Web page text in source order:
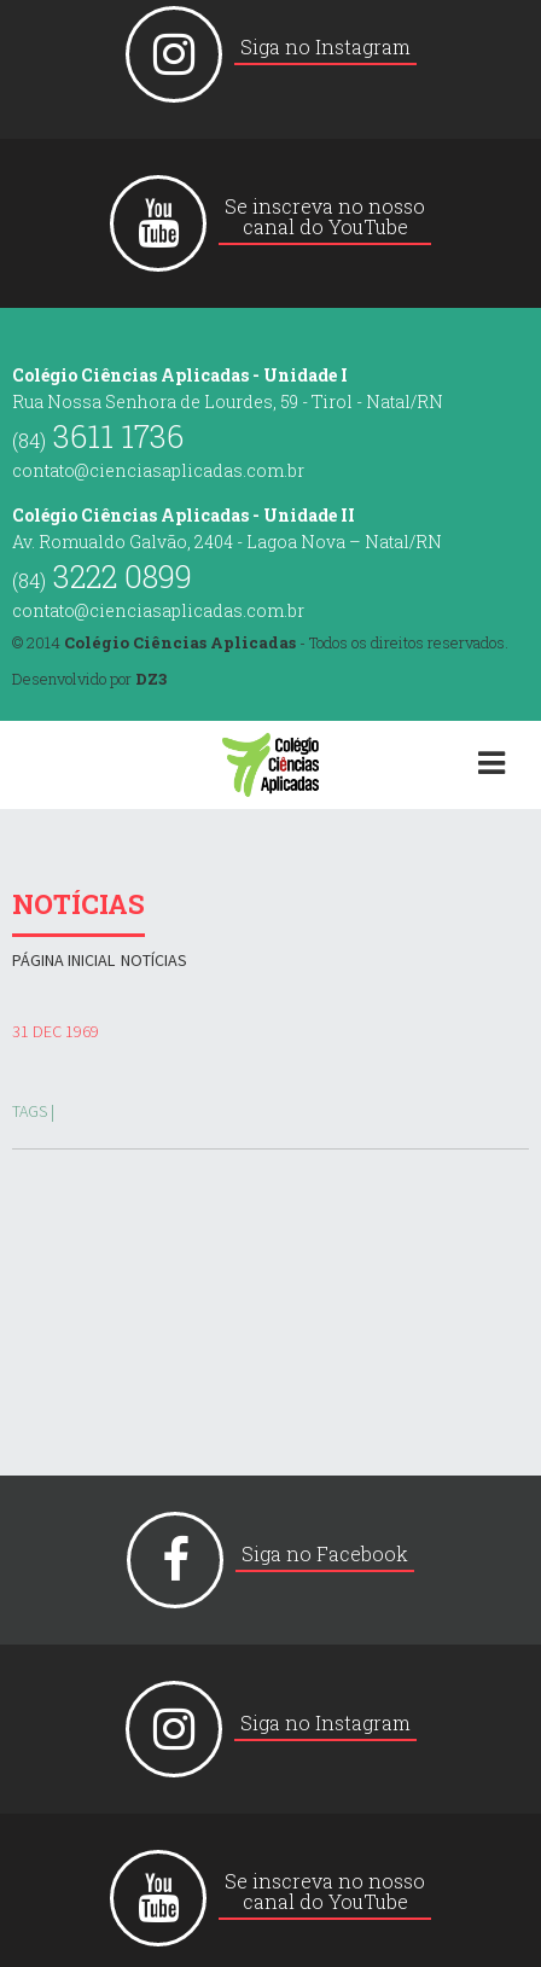
Siga no Instagram
Se inscreva no nosso
canal do YouTube
Colégio Ciências Aplicadas - Unidade I
Rua Nossa Senhora de Lourdes, 59 - Tirol - Natal/RN
(84) 3611 1736
contato@cienciasaplicadas.com.br
Colégio Ciências Aplicadas - Unidade II
Av. Romualdo Galvão, 2404 - Lagoa Nova – Natal/RN
(84) 3222 0899
contato@cienciasaplicadas.com.br
© 2014 Colégio Ciências Aplicadas - Todos os direitos reservados.
Desenvolvido por DZ3
NOTÍCIAS
PÁGINA INICIAL NOTÍCIAS
31 DEC 1969
TAGS |
Siga no Facebook
Siga no Instagram
Se inscreva no nosso
canal do YouTube